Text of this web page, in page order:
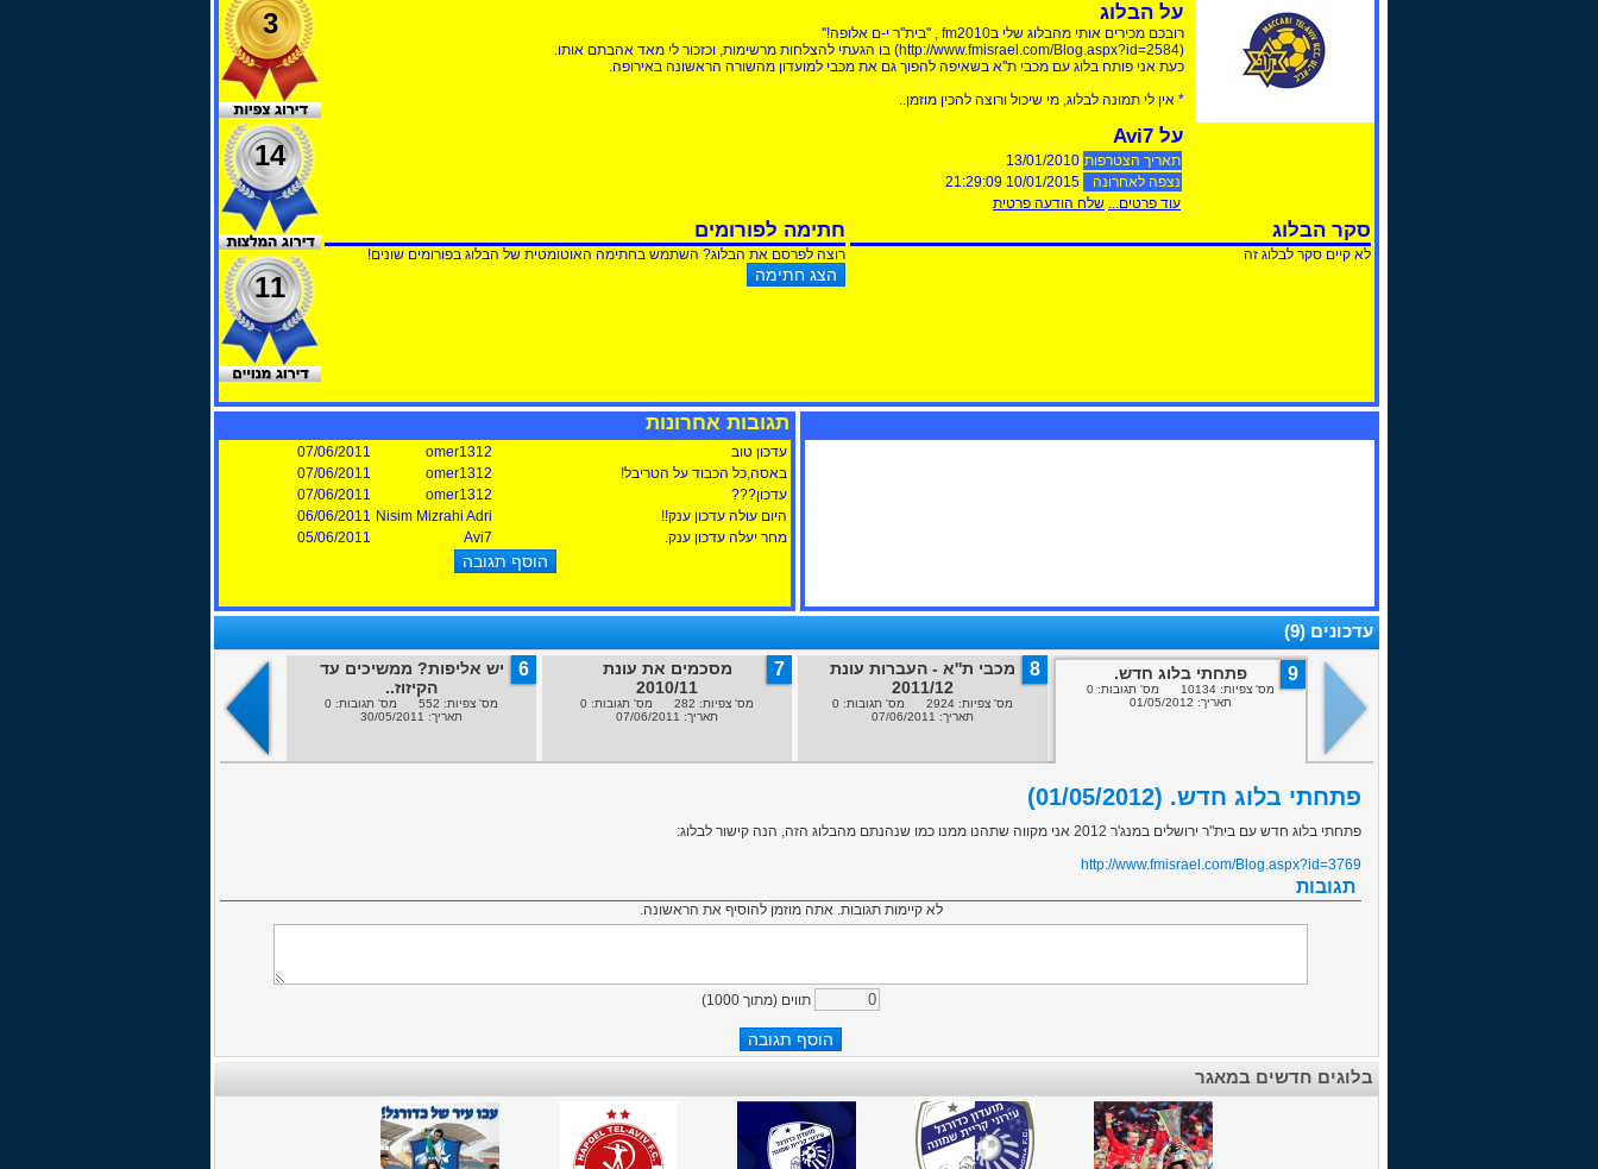
על הבלוג
רובכם מכירים אותי מהבלוג שלי בfm2010 , ''בית''ר י-ם אלופה!''
(http://www.fmisrael.com/Blog.aspx?id=2584) בו הגעתי להצלחות מרשימות, וכזכור לי מאד אהבתם אותו.
כעת אני פותח בלוג עם מכבי ת''א בשאיפה להפוך גם את מכבי למועדון מהשורה הראשונה באירופה.
* אין לי תמונה לבלוג, מי שיכול ורוצה להכין מוזמן..
על Avi7
תאריך הצטרפות 13/01/2010
נצפה לאחרונה
10/01/2015 21:29:09
עוד פרטים... שלח הודעה פרטית
סקר הבלוג
לא קיים סקר לבלוג זה
חתימה לפורומים
רוצה לפרסם את הבלוג? השתמש בחתימה האוטומטית של הבלוג בפורומים שונים!
3
14
11
תגובות אחרונות
עדכון טוב omer1312
07/06/2011
באסה,כל הכבוד על הטריבל!
omer1312
07/06/2011
עדכון???
omer1312
07/06/2011
היום עולה עדכון ענק!!
Nisim Mizrahi Adri
06/06/2011
מחר יעלה עדכון ענק.
Avi7
05/06/2011
עדכונים (9)
9 פתחתי בלוג חדש.
מס' צפיות: 10134 מס' תגובות: 0
תאריך: 01/05/2012
8
מכבי ת''א - העברות עונת
2011/12
מס' צפיות: 2924 מס' תגובות: 0
תאריך: 07/06/2011
7
מסכמים את עונת
2010/11
מס' צפיות: 282 מס' תגובות: 0
תאריך: 07/06/2011
6
יש אליפות? ממשיכים עד
הקיזוז..
מס' צפיות: 552 מס' תגובות: 0
תאריך: 30/05/2011
5
מס' צפיות: 596 מס' תגובות: 0
פתחתי בלוג חדש. (01/05/2012)
פתחתי בלוג חדש עם בית''ר ירושלים במנג'ר 2012 אני מקווה שתהנו ממנו כמו שנהנתם מהבלוג הזה, הנה קישור לבלוג:
http://www.fmisrael.com/Blog.aspx?id=3769
תגובות
לא קיימות תגובות. אתה מוזמן להוסיף את הראשונה.
תווים (מתוך 1000
)
בלוגים חדשים במאגר